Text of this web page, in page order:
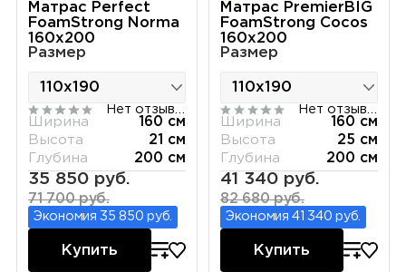
Матрас Perfect
FoamStrong Norma
160х200
Размер
Ширина
160 см
Высота
21 см
Глубина
200 см
35 850 руб.
71 700 руб.
Экономия 35 850 руб.
Купить
Матрас PremierBIG
FoamStrong Cocos
160х200
Размер
Ширина
160 см
Высота
25 см
Глубина
200 см
41 340 руб.
82 680 руб.
Экономия 41 340 руб.
Купить